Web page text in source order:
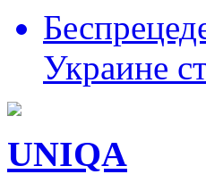
Украине
UNIQA